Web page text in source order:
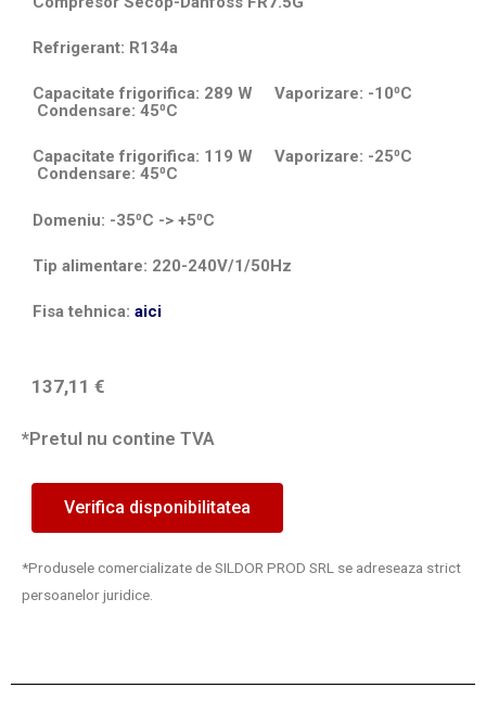
Refrigerant: R134a
Capacitate frigorifica: 289 W Vaporizare: -10⁰C
Condensare: 45⁰C
Capacitate frigorifica: 119 W Vaporizare: -25⁰C
Condensare: 45⁰C
Domeniu: -35⁰C -> +5⁰C
Tip alimentare: 220-240V/1/50Hz
Fisa tehnica: aici
137,11 €
*Pretul nu contine TVA
Verifica disponibilitatea
*Produsele comercializate de SILDOR PROD SRL se adreseaza strict
persoanelor juridice.